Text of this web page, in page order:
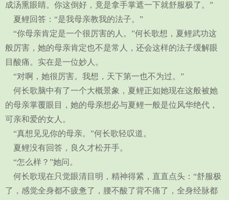
成汤熏眼睛。你这倒好，竟是拿手掌遮一下就舒服极了。”
夏鲤回答：“是我母亲教我的法子。”
“你母亲肯定是一个很厉害的人。”何长歌想，夏鲤武功这
般厉害，她的母亲肯定也不是常人，还会这样的法子缓解眼
目酸痛。实在是一位妙人。
“对啊，她很厉害。我想，天下第一也不为过。”
何长歌脑中有了一个大概景象，夏鲤正如她现在这般被她
的母亲掌覆眼目，她的母亲想必与夏鲤一般是位风华绝代，
可亲和爱的女人。
“真想见见你的母亲。”何长歌轻叹道。
夏鲤没有回答，良久才松开手。
“怎么样？”她问。
何长歌现在只觉眼清目明，精神得紧，直直点头：“舒服极
了，感觉全身都不疲惫了，腰不酸了背不痛了，全身经脉都